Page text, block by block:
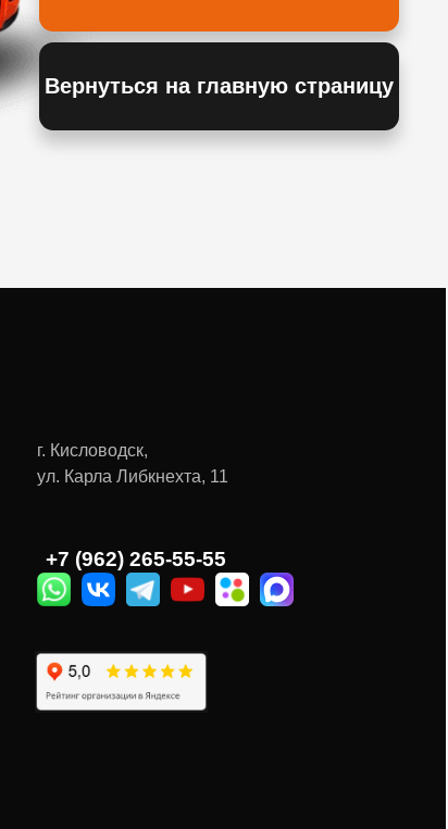
Вернуться на главную страницу
г. Кисловодск,
ул. Карла Либкнехта, 11
+7 (962) 265-55-55‬